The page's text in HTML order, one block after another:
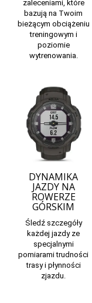
zaleceniami, które
bazują na Twoim
bieżącym obciążeniu
treningowym i
poziomie
wytrenowania.
DYNAMIKA
JAZDY NA
ROWERZE
GÓRSKIM
Śledź szczegóły
każdej jazdy ze
specjalnymi
pomiarami trudności
trasy i płynności
zjazdu.